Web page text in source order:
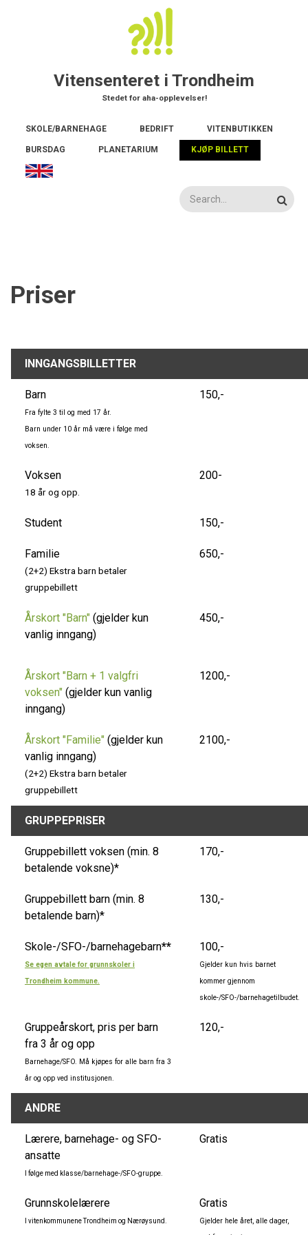
Vitensenteret i Trondheim
Stedet for aha-opplevelser!
Main
navigation
SKOLE/BARNEHAGE BEDRIFT VITENBUTIKKEN
BURSDAG PLANETARIUM KJØP BILLETT
Priser
INNGANGSBILLETTER
Barn
Fra fylte 3 til og med 17 år.
Barn under 10 år må være i følge med
voksen.
150,-
Voksen
18 år og opp.
200-
Student 150,-
Familie
(2+2) Ekstra barn betaler
gruppebillett
650,-
Årskort "Barn" (gjelder kun
vanlig inngang)
450,-
Årskort "Barn + 1 valgfri
voksen" (gjelder kun vanlig
inngang)
1200,-
Årskort "Familie" (gjelder kun
vanlig inngang)
(2+2) Ekstra barn betaler
gruppebillett
2100,-
GRUPPEPRISER
Gruppebillett voksen (min. 8
betalende voksne)*
170,-
Gruppebillett barn (min. 8
betalende barn)*
130,-
Skole-/SFO-/barnehagebarn**
Se egen avtale for grunnskoler i
Trondheim kommune.
100,-
Gjelder kun hvis barnet
kommer gjennom
skole-/SFO-/barnehagetilbudet.
Gruppeårskort, pris per barn
fra 3 år og opp
Barnehage/SFO. Må kjøpes for alle barn fra 3
år og opp ved institusjonen.
120,-
ANDRE
Lærere, barnehage- og SFO-
ansatte
I følge med klasse/barnehage-/SFO-gruppe.
Gratis
Grunnskolelærere
I vitenkommunene Trondheim og Nærøysund.
Gratis
Gjelder hele året, alle dager,